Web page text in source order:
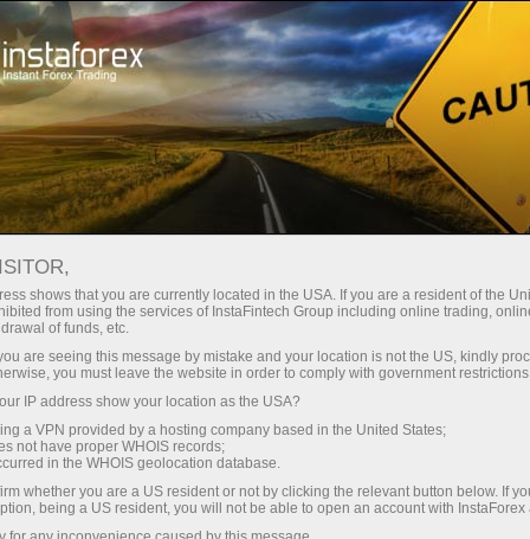
Các chiến dịch Cuộc thi
Miss InstaForex
Award Ceremony of "Miss Insta" Winners 2022
Miss InstaForex Beauty
Contest
Miss InstaForex is an original beauty contest with
an impressive prize fund and a special bonus for
voters. Each year, the most elegant and
charismatic girls from all over the globe compete
for the main prize in this popular online show.
shows that you are currently located in the USA. If you are a resident of the
from using the services of InstaFintech Group including online trading,
of funds, etc.
are seeing this message by mistake and your location is not the US, kindly
you must leave the website in order to comply with government
IP address show your location as the USA?
a VPN provided by a hosting company based in the United States;
not have proper WHOIS records;
in the WHOIS geolocation database.
whether you are a US resident or not by clicking the relevant button below. If
being a US resident, you will not be able to open an account with InstaForex